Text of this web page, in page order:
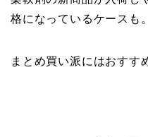
格になっているケースも。
まとめ買い派にはおすす